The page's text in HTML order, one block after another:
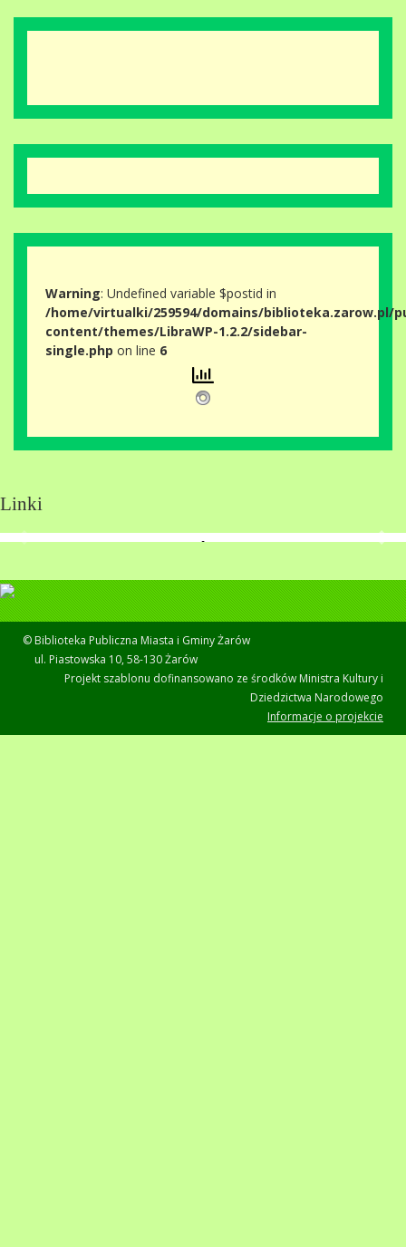
Warning: Undefined variable $postid in
/home/virtualki/259594/domains/biblioteka.zarow.pl/
content/themes/LibraWP-1.2.2/sidebar-
single.php on line 6
Linki
© Biblioteka Publiczna Miasta i Gminy Żarów
ul. Piastowska 10, 58-130 Żarów
Projekt szablonu dofinansowano ze środków Ministra Kultury i
Dziedzictwa Narodowego
Informacje o projekcie